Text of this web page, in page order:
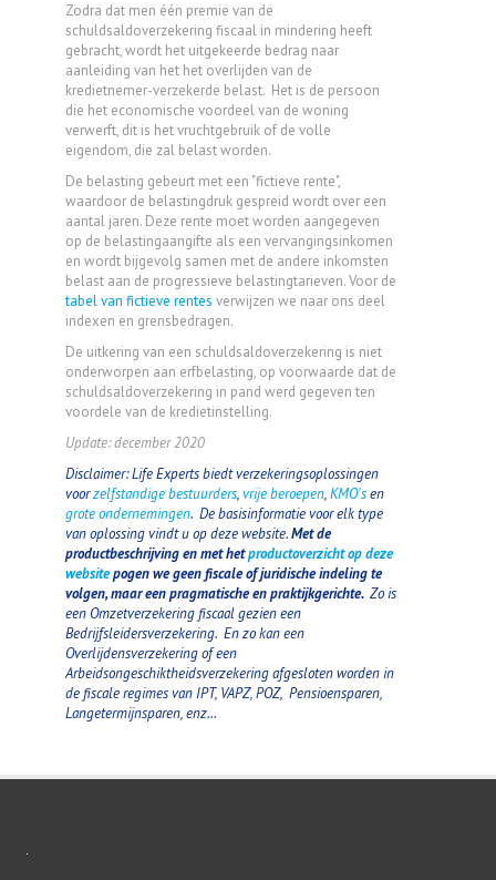
Zodra dat men één premie van de
schuldsaldoverzekering fiscaal in mindering heeft
gebracht, wordt het uitgekeerde bedrag naar
aanleiding van het het overlijden van de
kredietnemer-verzekerde belast. Het is de persoon
die het economische voordeel van de woning
verwerft, dit is het vruchtgebruik of de volle
eigendom, die zal belast worden.
De belasting gebeurt met een "fictieve rente",
waardoor de belastingdruk gespreid wordt over een
aantal jaren. Deze rente moet worden aangegeven
op de belastingaangifte als een vervangingsinkomen
en wordt bijgevolg samen met de andere inkomsten
belast aan de progressieve belastingtarieven. Voor de
tabel van fictieve rentes verwijzen we naar ons deel
indexen en grensbedragen.
De uitkering van een schuldsaldoverzekering is niet
onderworpen aan erfbelasting, op voorwaarde dat de
schuldsaldoverzekering in pand werd gegeven ten
voordele van de kredietinstelling.
Update: december 2020
Disclaimer: Life Experts biedt verzekeringsoplossingen
voorzelfstandige bestuurders,vrije beroepen,KMO'sen
grote ondernemingen. De basisinformatie voor elk type
van oplossing vindt u op deze website.Met de
productbeschrijving en met hetproductoverzicht op deze
websitepogen we geen fiscale of juridische indeling te
volgen, maar een pragmatische en praktijkgerichte. Zo is
een Omzetverzekering fiscaal gezien een
Bedrijfsleidersverzekering. En zo kan een
Overlijdensverzekering of een
Arbeidsongeschiktheidsverzekering afgesloten worden in
de fiscale regimes van IPT, VAPZ, POZ, Pensioensparen,
Langetermijnsparen, enz...